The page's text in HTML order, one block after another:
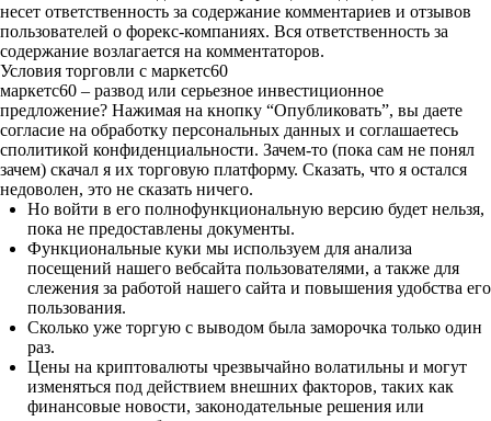
несет ответственность за содержание комментариев и отзывов
пользователей о форекс-компаниях. Вся ответственность за
содержание возлагается на комментаторов.
Условия торговли с маркетс60
маркетс60 – развод или серьезное инвестиционное
предложение? Нажимая на кнопку “Опубликовать”, вы даете
согласие на обработку персональных данных и соглашаетесь
cполитикой конфиденциальности. Зачем-то (пока сам не понял
зачем) скачал я их торговую платформу. Сказать, что я остался
недоволен, это не сказать ничего.
Но войти в его полнофункциональную версию будет нельзя,
пока не предоставлены документы.
Функциональные куки мы используем для анализа
посещений нашего вебсайта пользователями, а также для
слежения за работой нашего сайта и повышения удобства его
пользования.
Сколько уже торгую с выводом была заморочка только один
раз.
Цены на криптовалюты чрезвычайно волатильны и могут
изменяться под действием внешних факторов, таких как
финансовые новости, законодательные решения или